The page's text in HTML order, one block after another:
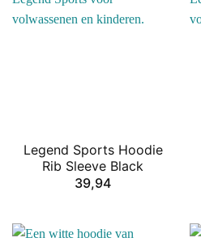
Legend Sports Hoodie
Rib Sleeve Black
39,94